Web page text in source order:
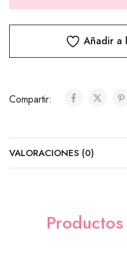
Chocolates
Ferrero Rocher (8 unidades)
Cadbury (Barra)($5.00)
($8.00)
Añadir a
Compartir:
VALORACIONES (0)